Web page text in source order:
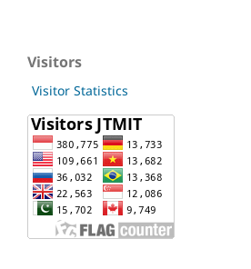
Visitors
Visitor Statistics